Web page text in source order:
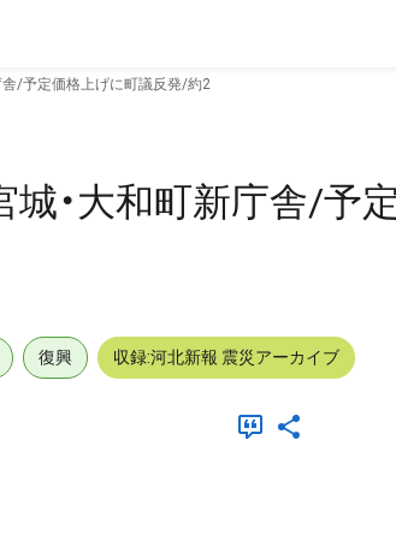
/予定価格上げに町議反発/約2
・大和町新庁舎/予
復興 収録:河北新報 震災アーカイブ